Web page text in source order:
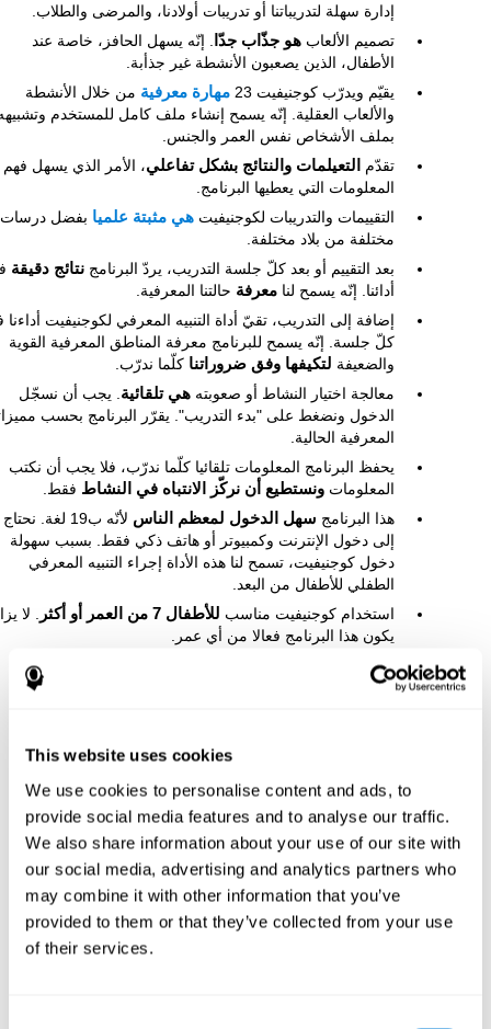
This website uses cookies
We use cookies to personalise content and ads, to
provide social media features and to analyse our traffic.
We also share information about your use of our site with
our social media, advertising and analytics partners who
may combine it with other information that you’ve
provided to them or that they’ve collected from your use
of their services.
إدارة سهلة لتدريباتنا أو تدريبات أولادنا، والمرضى والطلاب.
تصميم الألعاب هو جذّاب جدّا
. إنّه يسهل الحافز، خاصة عند
الأطفال، الذين يصعبون الأنشطة غير جذأبة.
يقيّم ويدرّب كوجنيفيت 23
مهارة معرفية من خلال الأنشطة
والألعاب العقلية. إنّه يسمح إنشاء ملف كامل للمستخدم
بملف الأشخاص نفس العمر والجنس.
تقدّم
التعيلمات والنتائج بشكل تفاعلي، الأمر الذي يسهل فهم
المعلومات التي يعطيها البرنامج.
التقييمات والتدريبات لكوجنيفيت هي مثبتة علميا بفضل درسات
مختلفة من بلاد مختلفة.
بعد التقييم أو بعد كلّ جلسة التدريب، يردّ البرنامج نتائج دقيقة
أدائنا. إنّه يسمح لنا معرفة حالتنا المعرفية.
إضافة إلى التدريب، تقيّ أداة التنبيه المعرفي لكوجنيفيت
كلّ جلسة. إنّه يسمح للبرنامج معرفة المناطق المعرفية القوية
والضعيفة لتكيفها وفق ضروراتنا كلّما ندرّب.
معالجة اختيار النشاط أو صعوبته هي تلقائية . يجب أن نسجّل
الدخول ونضغط على "بدء التدريب". يقرّر البرنامج بحسب
المعرفية الحالية.
يحفظ البرنامج المعلومات تلقائيا كلّما ندرّب، فلا يجب أن نكتب
المعلومات ونستطيع أن نركّز الانتباه في النشاط فقط.
هذا البرنامج سهل الدخول لمعظم الناس
لأنّه ب19 لغة. نحتاج
إلى دخول الإنترنت وكمبيوتر أو هاتف ذكي فقط. بسبب سهولة
دخول كوجنيفيت، تسمح لنا هذه الأداة إجراء التنبيه المعرفي
الطفلي للأطفال من البعد.
استخدام كوجنيفيت مناسب للأطفال 7 من العمر أو أكثر
. لا
يكون هذا البرنامج فعالا من أي عمر.